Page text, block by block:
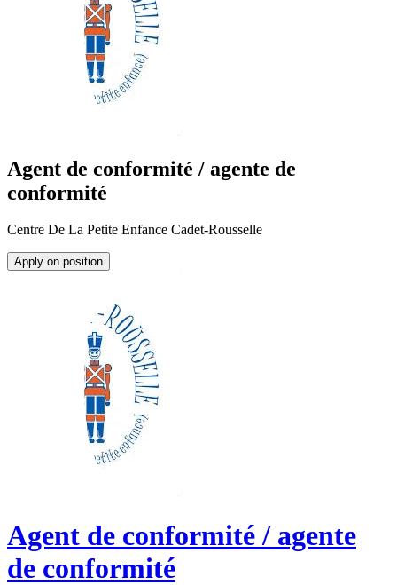
Agent de conformité / agente de
conformité
Centre De La Petite Enfance Cadet-Rousselle
Apply on position
Agent de conformité / agente
de conformité